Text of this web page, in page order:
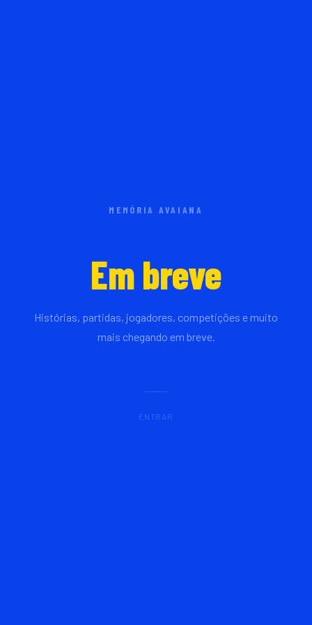
MEMÓRIA AVAIANA
Em breve
Histórias, partidas, jogadores, competições e muito
mais chegando em breve.
ENTRAR